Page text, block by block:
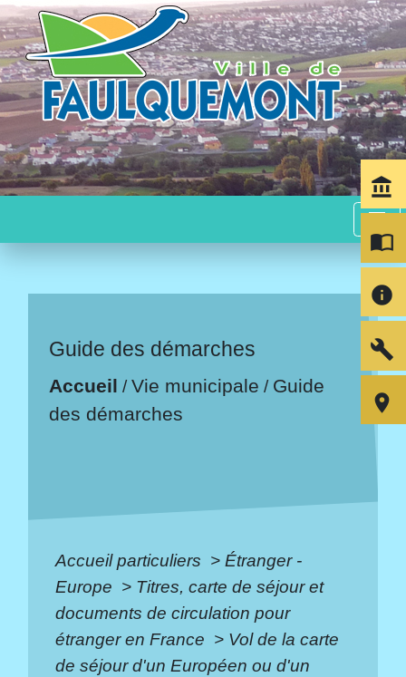
menu
Guide des démarches
Accueil /Vie municipale / Guide
des démarches
Accueil particuliers > Étranger -
Europe > Titres, carte de séjour et
documents de circulation pour
étranger en France > Vol de la carte
de séjour d'un Européen ou d'un
account_balance
import_contacts
info
build
room